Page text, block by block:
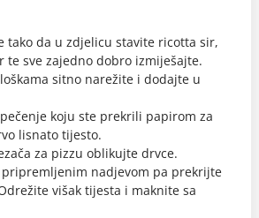
tako da u zdjelicu stavite ricotta sir,
te sve zajedno dobro izmiješajte.
sitno narežite i dodajte u
koju ste prekrili papirom za
lisnato tijesto.
za pizzu oblikujte drvce.
nadjevom pa prekrijte
višak tijesta i maknite sa